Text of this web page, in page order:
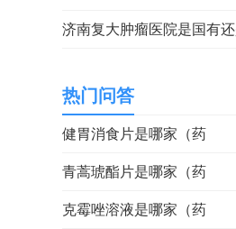
济南复大肿瘤医院是国有
热门问答
健胃消食片是哪家（药
青蒿琥酯片是哪家（药
克霉唑溶液是哪家（药